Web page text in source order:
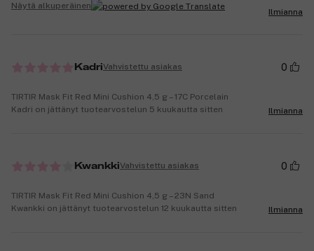
Näytä alkuperäinen
Ilmianna
KadriVahvistettu asiakas 0
TIRTIR Mask Fit Red Mini Cushion 4,5 g – 17C Porcelain
Kadri on jättänyt tuotearvostelun 5 kuukautta sitten
Ilmianna
KwankkiVahvistettu asiakas 0
TIRTIR Mask Fit Red Mini Cushion 4,5 g – 23N Sand
Kwankki on jättänyt tuotearvostelun 12 kuukautta sitten
Ilmianna